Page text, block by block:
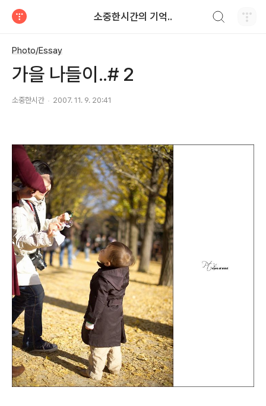
소중한시간의 기억..
Photo/Essay
가을 나들이..# 2
소중한시간 2007. 11. 9. 20:41